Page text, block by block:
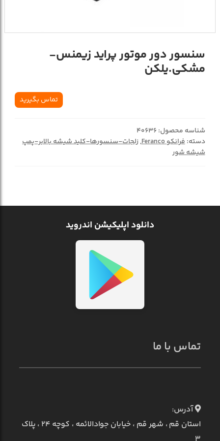
سنسور دور موتور پراید زیمنس-
مشکی.یلکن
تماس بگیرید
شناسه محصول:40636
دسته:فرانکو Feranco ,زلجات-سنسورها-کلید شیشه بالابر-پمپ
شیشه شور
دانلود اپلیکیشن اندروید
تماس با ما
آدرس:
استان قم ، شهر قم ، خیابان جوادالائمه ، کوچه ۲۴ ، پلاک